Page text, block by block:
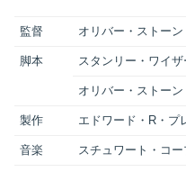
監督 オリバー・ストーン
脚本 スタンリー・ワイザ
オリバー・ストーン
製作 エドワード・R・プ
音楽 スチュワート・コー